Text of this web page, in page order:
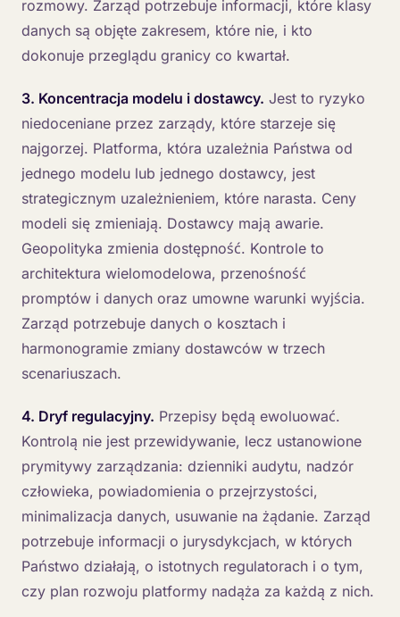
rozmowy. Zarząd potrzebuje informacji, które klasy
danych są objęte zakresem, które nie, i kto
dokonuje przeglądu granicy co kwartał.
3. Koncentracja modelu i dostawcy. Jest to ryzyko
niedoceniane przez zarządy, które starzeje się
najgorzej. Platforma, która uzależnia Państwa od
jednego modelu lub jednego dostawcy, jest
strategicznym uzależnieniem, które narasta. Ceny
modeli się zmieniają. Dostawcy mają awarie.
Geopolityka zmienia dostępność. Kontrole to
architektura wielomodelowa, przenośność
promptów i danych oraz umowne warunki wyjścia.
Zarząd potrzebuje danych o kosztach i
harmonogramie zmiany dostawców w trzech
scenariuszach.
4. Dryf regulacyjny. Przepisy będą ewoluować.
Kontrolą nie jest przewidywanie, lecz ustanowione
prymitywy zarządzania: dzienniki audytu, nadzór
człowieka, powiadomienia o przejrzystości,
minimalizacja danych, usuwanie na żądanie. Zarząd
potrzebuje informacji o jurysdykcjach, w których
Państwo działają, o istotnych regulatorach i o tym,
czy plan rozwoju platformy nadąża za każdą z nich.